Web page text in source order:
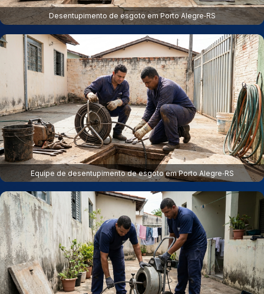
Desentupimento de esgoto em Porto Alegre‑RS
Equipe de desentupimento de esgoto em Porto Alegre‑RS